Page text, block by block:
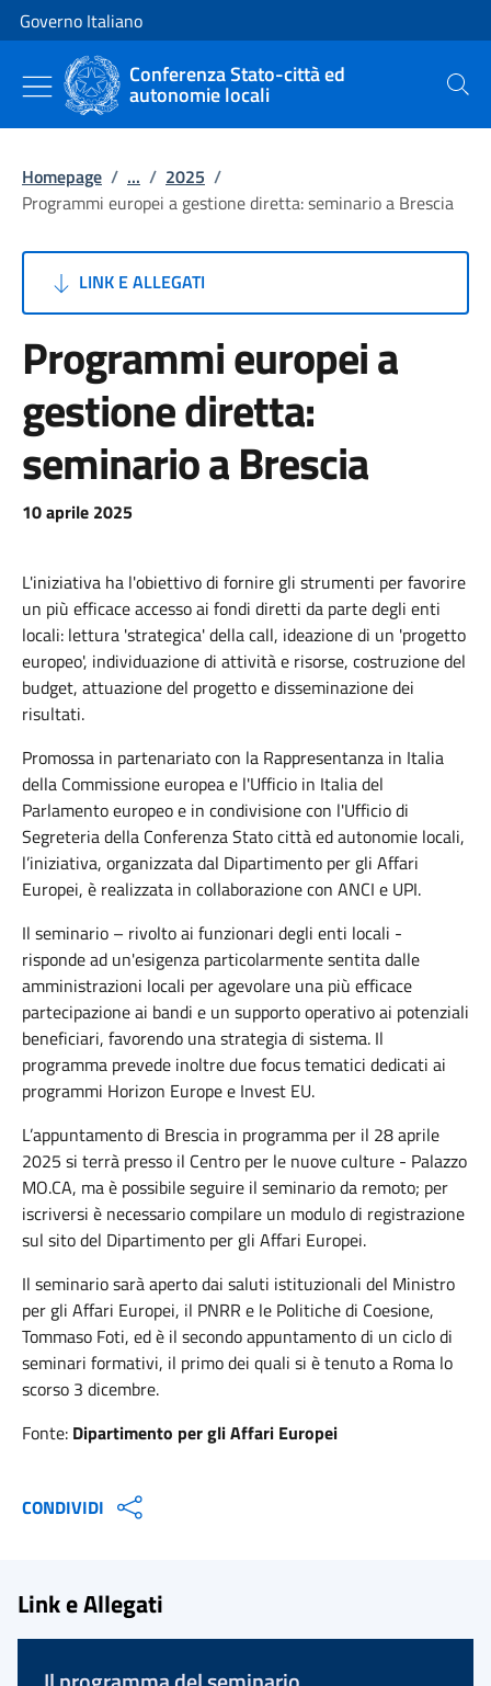
Vai al contenuto
Vai alla navigazione del sito
Governo Italiano
Conferenza Stato-città ed
autonomie locali Cerca
Homepage / ... / 2025 /
Programmi europei a gestione diretta: seminario a Brescia
LINK E ALLEGATI
Programmi europei a
gestione diretta:
seminario a Brescia
10 aprile 2025
L'iniziativa ha l'obiettivo di fornire gli strumenti per favorire
un più efficace accesso ai fondi diretti da parte degli enti
locali: lettura 'strategica' della call, ideazione di un 'progetto
europeo', individuazione di attività e risorse, costruzione del
budget, attuazione del progetto e disseminazione dei
risultati.
Promossa in partenariato con la Rappresentanza in Italia
della Commissione europea e l'Ufficio in Italia del
Parlamento europeo e in condivisione con l'Ufficio di
Segreteria della Conferenza Stato città ed autonomie locali,
l’iniziativa, organizzata dal Dipartimento per gli Affari
Europei, è realizzata in collaborazione con ANCI e UPI.
Il seminario – rivolto ai funzionari degli enti locali -
risponde ad un'esigenza particolarmente sentita dalle
amministrazioni locali per agevolare una più efficace
partecipazione ai bandi e un supporto operativo ai potenziali
beneficiari, favorendo una strategia di sistema. Il
programma prevede inoltre due focus tematici dedicati ai
programmi Horizon Europe e Invest EU.
L’appuntamento di Brescia in programma per il 28 aprile
2025 si terrà presso il Centro per le nuove culture - Palazzo
MO.CA, ma è possibile seguire il seminario da remoto; per
iscriversi è necessario compilare un modulo di registrazione
sul sito del Dipartimento per gli Affari Europei.
Il seminario sarà aperto dai saluti istituzionali del Ministro
per gli Affari Europei, il PNRR e le Politiche di Coesione,
Tommaso Foti, ed è il secondo appuntamento di un ciclo di
seminari formativi, il primo dei quali si è tenuto a Roma lo
scorso 3 dicembre.
Fonte: Dipartimento per gli Affari Europei
CONDIVIDI
Link e Allegati